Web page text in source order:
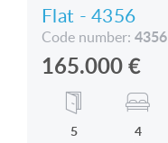
Flat - 4356
Code number: 4356
165.000€
5 4